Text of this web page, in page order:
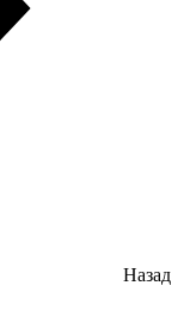
Назад